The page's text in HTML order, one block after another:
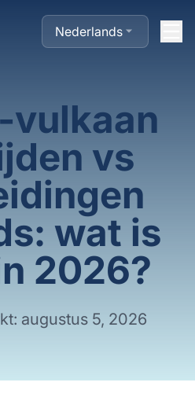
Nederlands
vulkaan
vs
wat is
2026?
augustus 5, 2026